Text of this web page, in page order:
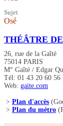
Sujet
Osé
THÉÂTRE
26, rue de la Gaîté
75014 PARIS
M° Gaîté / Edgar
Tél: 01 43 20 60 56
Web: gaite.com
> Plan d'accès
> Plan du métro